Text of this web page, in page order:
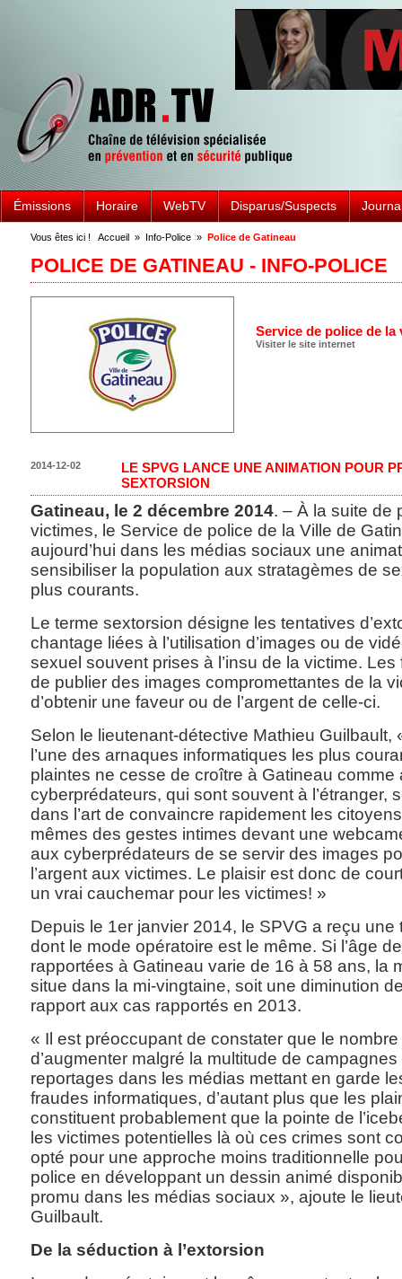
Émissions Horaire WebTV Disparus/Suspects
Vous êtes ici ! Accueil » Info-Police » Police de Gatineau
POLICE DE GATINEAU - INFO-POLICE
Service de police de la
Visiter le site internet
LE SPVG LANCE UNE ANIMATION POUR
SEXTORSION
2014-12-02
Gatineau, le 2 décembre 2014. – À la suite de
victimes, le Service de police de la Ville de
aujourd’hui dans les médias sociaux une
sensibiliser la population aux stratagèmes de
plus courants.
Le terme sextorsion désigne les tentatives
chantage liées à l’utilisation d’images ou de
sexuel souvent prises à l’insu de la victime.
de publier des images compromettantes de la
d’obtenir une faveur ou de l’argent de celle-ci.
Selon le lieutenant-détective Mathieu Guilbault,
l’une des arnaques informatiques les plus
plaintes ne cesse de croître à Gatineau comme
cyberprédateurs, qui sont souvent à l’étranger,
dans l’art de convaincre rapidement les
mêmes des gestes intimes devant une
aux cyberprédateurs de se servir des images
l’argent aux victimes. Le plaisir est donc de
un vrai cauchemar pour les victimes! »
Depuis le 1er janvier 2014, le SPVG a reçu une
dont le mode opératoire est le même. Si l’âge
rapportées à Gatineau varie de 16 à 58 ans, la
situe dans la mi-vingtaine, soit une diminution
rapport aux cas rapportés en 2013.
« Il est préoccupant de constater que le
d’augmenter malgré la multitude de
reportages dans les médias mettant en garde
fraudes informatiques, d’autant plus que les
constituent probablement que la pointe de
les victimes potentielles là où ces crimes sont
opté pour une approche moins traditionnelle
police en développant un dessin animé
promu dans les médias sociaux », ajoute le
Guilbault.
De la séduction à l’extorsion